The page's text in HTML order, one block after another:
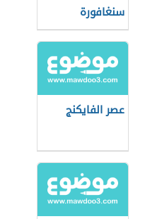
سنغافورة
عصر الفايكنج